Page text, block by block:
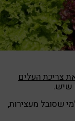
צריכת העלים
שיש.
שסובל מעצירות,